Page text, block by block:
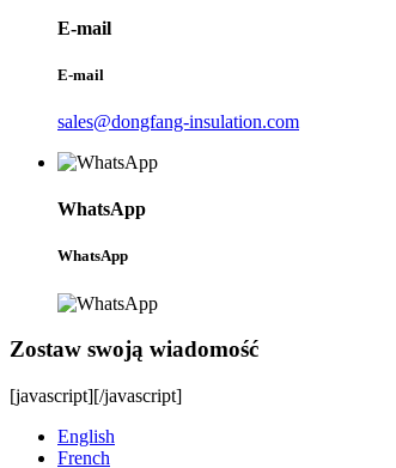
E-mail
E-mail
sales@dongfang-insulation.com
WhatsApp
WhatsApp
Zostaw swoją wiadomość
[javascript][/javascript]
English
French